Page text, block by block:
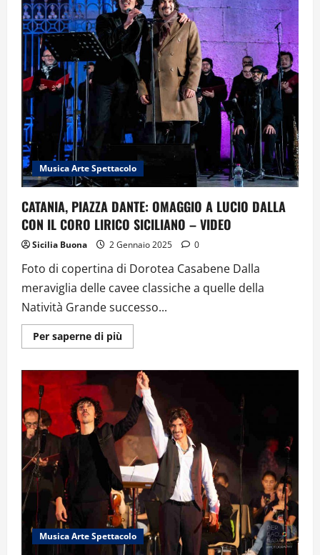
Musica Arte Spettacolo
CATANIA, PIAZZA DANTE: OMAGGIO A LUCIO DALLA
CON IL CORO LIRICO SICILIANO – VIDEO
Sicilia Buona 2 Gennaio 2025 0
Foto di copertina di Dorotea Casabene Dalla
meraviglia delle cavee classiche a quelle della
Natività Grande successo...
Per saperne di piùUlteriori
informazioni
PIAZZA
DANTE:
OMAGGIO
LUCIO
DALLA
CON
IL
CORO
LIRICO
SICILIANO
–
VIDEO
Musica Arte Spettacolo